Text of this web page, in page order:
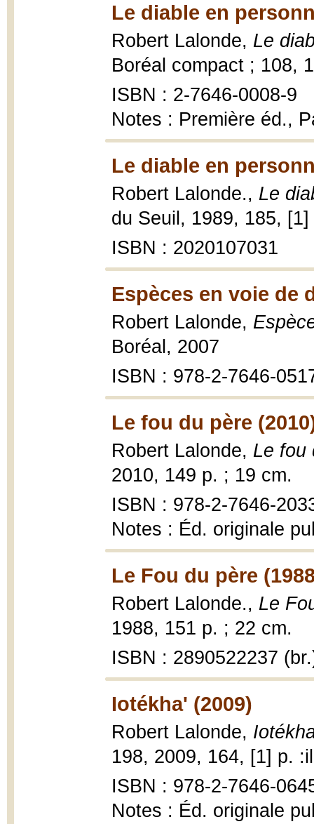
Le diable en
Robert Lalonde, Le
Boréal compact ; 108,
ISBN : 2-7646-0008-9
Notes : Première éd.,
Le diable en
Robert Lalonde., Le
du Seuil, 1989, 185, [1]
ISBN : 2020107031
Espèces en voie de
Robert Lalonde,
Boréal, 2007
ISBN : 978-2-7646-
Le fou du père
Robert Lalonde, Le fou
2010, 149 p. ; 19 cm.
ISBN : 978-2-7646-
Notes : Éd. originale
Le Fou du père
Robert Lalonde., Le
1988, 151 p. ; 22 cm.
ISBN : 2890522237
Iotékha' (2009)
Robert Lalonde,
198, 2009, 164, [1] p.
ISBN : 978-2-7646-
Notes : Éd. originale